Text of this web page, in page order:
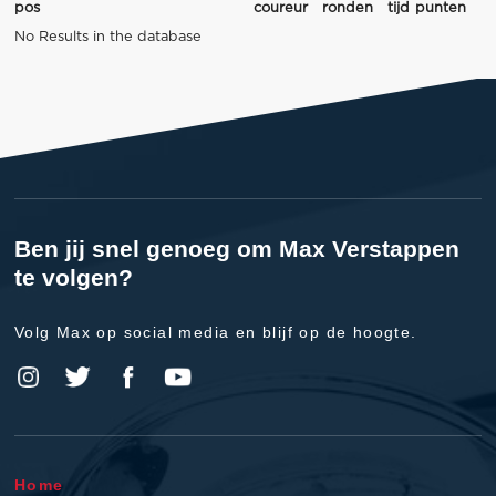
pos coureur ronden tijd
punten
No Results in the database
Ben jij snel genoeg om Max Verstappen
te volgen?
Volg Max op social media en blijf op de hoogte.
Home